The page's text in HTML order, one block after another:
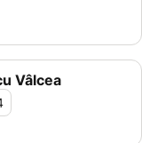
Vâlcea